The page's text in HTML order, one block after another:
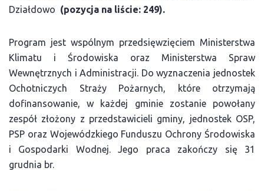
Działdowo (pozycja na liście: 249).
Program jest wspólnym przedsięwzięciem Ministerstwa
Klimatu i Środowiska oraz Ministerstwa Spraw
Wewnętrznych i Administracji. Do wyznaczenia jednostek
Ochotniczych Straży Pożarnych, które otrzymają
dofinansowanie, w każdej gminie zostanie powołany
zespół złożony z przedstawicieli gminy, jednostek OSP,
PSP oraz Wojewódzkiego Funduszu Ochrony Środowiska
i Gospodarki Wodnej. Jego praca zakończy się 31
grudnia br.